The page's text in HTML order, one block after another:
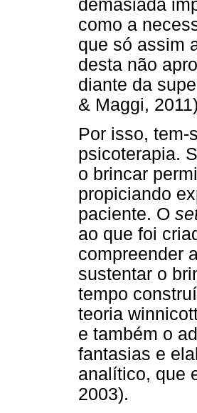
demasiada
como a
que só assim
desta não
diante da
& Maggi,
Por isso, tem-
psicoterapia.
o brincar
propiciando
paciente. O
ao que foi
compreender
sustentar o
tempo
teoria
e também o
fantasias e
analítico, que
2003).